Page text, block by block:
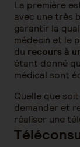
La première
avec une très
garantir la
médecin et le
du recours à
étant donné
médical sont
Quelle que
demander et
réaliser une